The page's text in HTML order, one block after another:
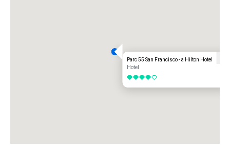
Parc 55 San Francisco - a Hilton Hotel
Hotel
4 de 5